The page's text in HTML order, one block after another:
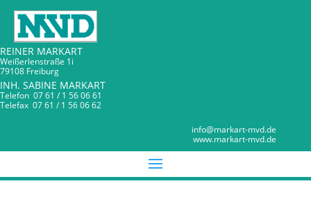
REINER MARKART
Weißerlenstraße 1i
79108 Freiburg
INH. SABINE MARKART
Telefon 07 61 / 1 56 06 61
Telefax 07 61 / 1 56 06 62
info@markart-mvd.de
www.markart-mvd.de
Alle MVD Neuigkeiten im Überlick.